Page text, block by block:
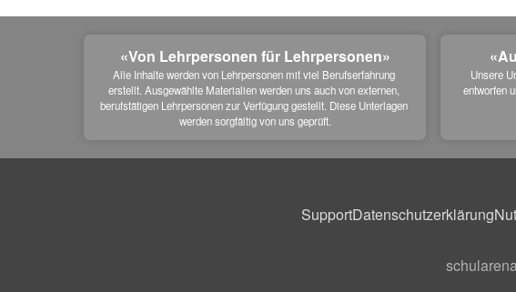
«Von Lehrpersonen für Lehrpersonen»
Alle Inhalte werden von Lehrpersonen mit viel Berufserfahrung
erstellt. Ausgewählte Materialien werden uns auch von externen,
berufstätigen Lehrpersonen zur Verfügung gestellt. Diese Unterlagen
werden sorgfältig von uns geprüft.
Unsere
entworfen
SupportDatenschutzerklärung